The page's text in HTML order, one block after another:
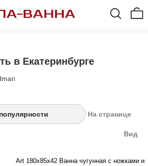
в Екатеринбурге
На странице
Вид
Art 180x85x42 Ванна чугунная с ножками и